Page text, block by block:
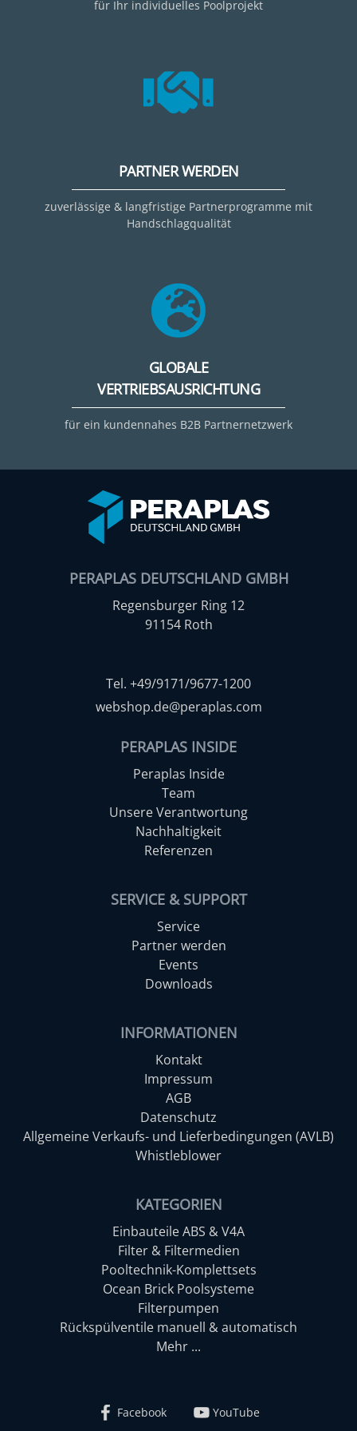
für Ihr individuelles Poolprojekt
PARTNER WERDEN
zuverlässige & langfristige Partnerprogramme mit
Handschlagqualität
GLOBALE
VERTRIEBSAUSRICHTUNG
für ein kundennahes B2B Partnernetzwerk
PERAPLAS DEUTSCHLAND GMBH
Regensburger Ring 12
91154 Roth
Tel. +49/9171/9677-1200
webshop.de@peraplas.com
PERAPLAS INSIDE
Peraplas Inside
Team
Unsere Verantwortung
Nachhaltigkeit
Referenzen
SERVICE & SUPPORT
Service
Partner werden
Events
Downloads
INFORMATIONEN
Kontakt
Impressum
AGB
Datenschutz
Allgemeine Verkaufs- und Lieferbedingungen (AVLB)
Whistleblower
KATEGORIEN
Einbauteile ABS & V4A
Filter & Filtermedien
Pooltechnik-Komplettsets
Ocean Brick Poolsysteme
Filterpumpen
Rückspülventile manuell & automatisch
Mehr ...
Facebook YouTube